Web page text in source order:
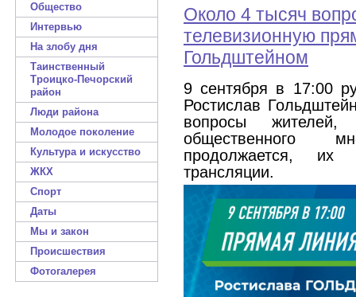
Общество
Интервью
На злобу дня
Таинственный
Троицко-Печорский
район
Люди района
Молодое поколение
Культура и искусство
ЖКХ
Спорт
Даты
Мы и закон
Происшествия
Фотогалерея
Около 4 тысяч
телевизионную
Гольдштейном
9 сентября в 17:00
Ростислав
вопросы
общественного
продолжается, их
трансляции.